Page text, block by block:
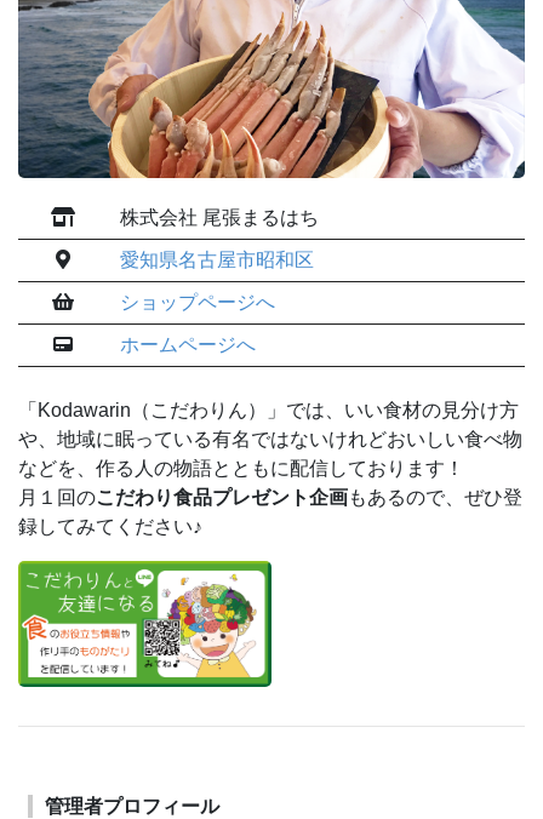
株式会社 尾張まるはち
愛知県名古屋市昭和区
ショップページへ
ホームページへ
「Kodawarin（こだわりん）」では、いい食材の見分け方
や、地域に眠っている有名ではないけれどおいしい食べ物
などを、作る人の物語とともに配信しております！
月１回のこだわり食品プレゼント企画もあるので、ぜひ登
録してみてください♪
管理者プロフィール